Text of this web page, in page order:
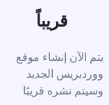
قريباً
يتم الآن إنشاء موقع
ووردبريس الجديد
وسيتم نشره قريبًا